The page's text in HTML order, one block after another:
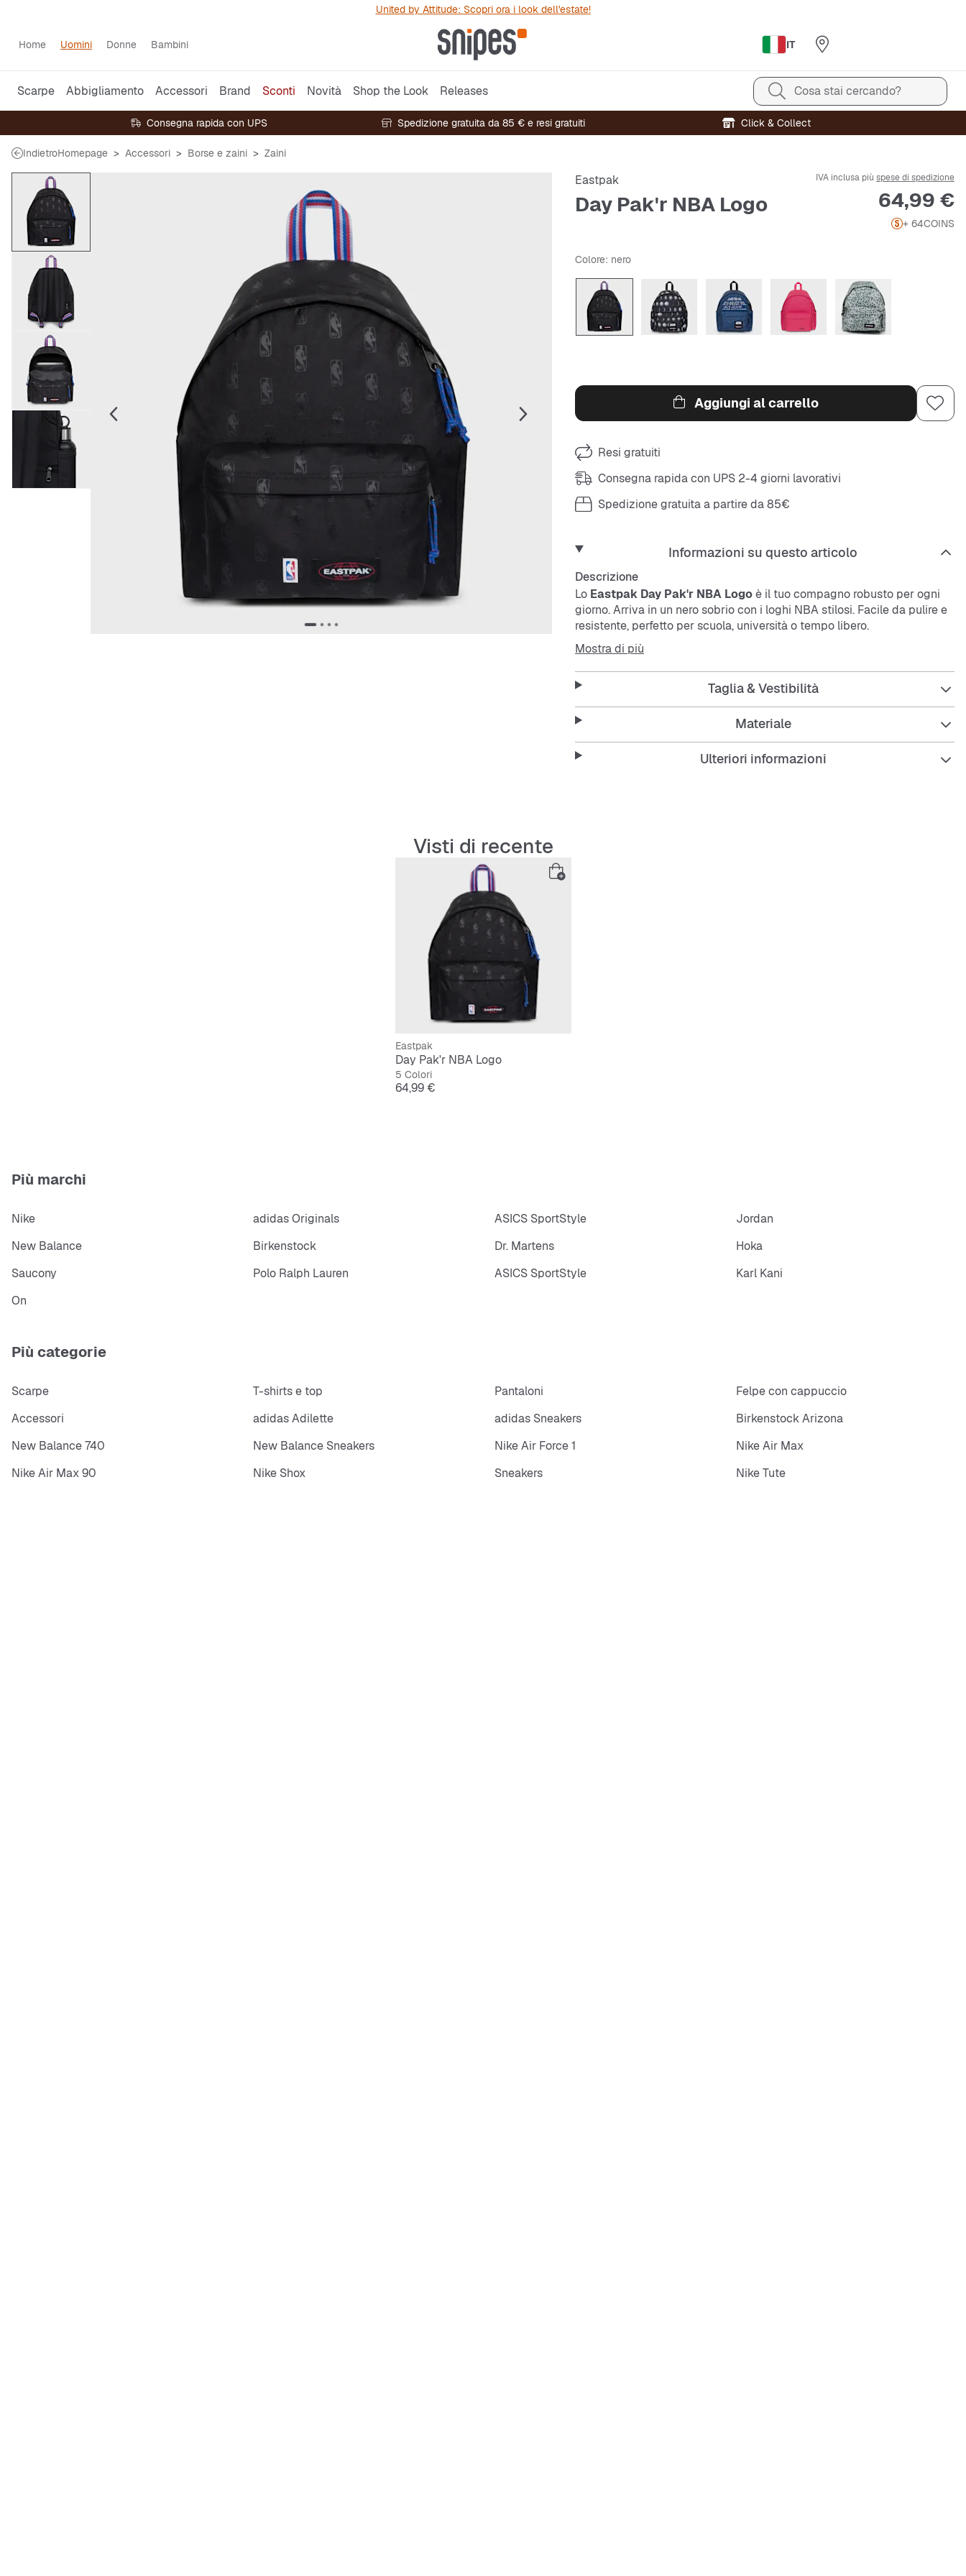
United by Attitude: Scopri ora i look dell'estate!
Home Uomini Donne Bambini IT
Scarpe Abbigliamento Accessori Brand Sconti Novità Shop the Look Releases Cosa stai cercando?
Consegna rapida con UPS Spedizione gratuita da 85 € e resi gratuiti Click & Collect
IndietroHomepage Accessori Borse e zaini Zaini
Eastpak
Day Pak'r NBA Logo
IVA inclusa più spese di spedizione
Prezzo
64,99 €
+ 64COINS
Colore: nero
Aggiungi al carrello
Resi gratuiti
Consegna rapida con UPS 2-4 giorni lavorativi
Spedizione gratuita a partire da 85€
Informazioni su questo articolo
Descrizione
Lo Eastpak Day Pak'r NBA Logoè il tuo compagno robusto per ogni
giorno. Arriva in un nero sobrio con i loghi NBA stilosi. Facile da pulire e
resistente, perfetto per scuola, università o tempo libero.
Features:
Grande scomparto principale con tasca per laptop
Mostra di più
Taglia & Vestibilità
Materiale
Ulteriori informazioni
Visti di recente
Eastpak
Day Pak'r NBA Logo
5 Colori
Prezzo
64,99 €
Più marchi
Nike adidas Originals ASICS SportStyle
Jordan
New Balance
Birkenstock Dr. Martens
Hoka
Saucony
Polo Ralph Lauren ASICS SportStyle
Karl Kani
On
Più categorie
Scarpe T-shirts e top Pantaloni
Felpe con cappuccio
Accessori
adidas Adilette adidas Sneakers
Birkenstock Arizona
New Balance 740
New Balance Sneakers Nike Air Force 1
Nike Air Max
Nike Air Max 90
Nike Shox Sneakers Nike Tute